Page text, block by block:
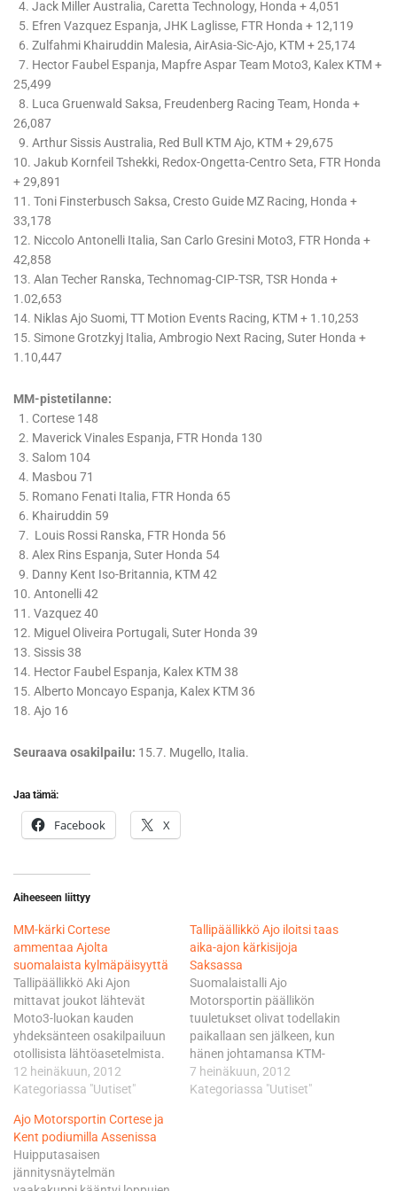
4. Jack Miller Australia, Caretta Technology, Honda + 4,051
5. Efren Vazquez Espanja, JHK Laglisse, FTR Honda + 12,119
6. Zulfahmi Khairuddin Malesia, AirAsia-Sic-Ajo, KTM + 25,174
7. Hector Faubel Espanja, Mapfre Aspar Team Moto3, Kalex KTM +
25,499
8. Luca Gruenwald Saksa, Freudenberg Racing Team, Honda +
26,087
9. Arthur Sissis Australia, Red Bull KTM Ajo, KTM + 29,675
10. Jakub Kornfeil Tshekki, Redox-Ongetta-Centro Seta, FTR Honda
+ 29,891
11. Toni Finsterbusch Saksa, Cresto Guide MZ Racing, Honda +
33,178
12. Niccolo Antonelli Italia, San Carlo Gresini Moto3, FTR Honda +
42,858
13. Alan Techer Ranska, Technomag-CIP-TSR, TSR Honda +
1.02,653
14. Niklas Ajo Suomi, TT Motion Events Racing, KTM + 1.10,253
15. Simone Grotzkyj Italia, Ambrogio Next Racing, Suter Honda +
1.10,447
MM-pistetilanne:
1. Cortese 148
2. Maverick Vinales Espanja, FTR Honda 130
3. Salom 104
4. Masbou 71
5. Romano Fenati Italia, FTR Honda 65
6. Khairuddin 59
7. Louis Rossi Ranska, FTR Honda 56
8. Alex Rins Espanja, Suter Honda 54
9. Danny Kent Iso-Britannia, KTM 42
10. Antonelli 42
11. Vazquez 40
12. Miguel Oliveira Portugali, Suter Honda 39
13. Sissis 38
14. Hector Faubel Espanja, Kalex KTM 38
15. Alberto Moncayo Espanja, Kalex KTM 36
18. Ajo 16
Seuraava osakilpailu: 15.7. Mugello, Italia.
Jaa tämä:
Facebook X
Aiheeseen liittyy
MM-kärki Cortese
ammentaa Ajolta
suomalaista kylmäpäisyyttä
Tallipäällikkö Aki Ajon
mittavat joukot lähtevät
Moto3-luokan kauden
yhdeksänteen osakilpailuun
otollisista lähtöasetelmista.
Red Bull KTM Ajo Factory
Racing-tiimin
Cortese palasi viime
sunnuntaina Sachsenringillä
ajamallaan kotivoitolla MM-
sarjan johtoon. Italialaiset
12 heinäkuun, 2012
Kategoriassa "Uutiset"
Tallipäällikkö Ajo iloitsi taas
aika-ajon kärkisijoja
Saksassa
Suomalaistalli Ajo
Motorsportin päällikön
tuuletukset olivat todellakin
paikallaan sen jälkeen, kun
hänen johtamansa KTM-
tiimin kuljettajat Sandro
Cortese ja Danny Kent
7 heinäkuun, 2012
Kategoriassa "Uutiset"
Ajo Motorsportin Cortese ja
Kent podiumilla Assenissa
Huipputasaisen
jännitysnäytelmän